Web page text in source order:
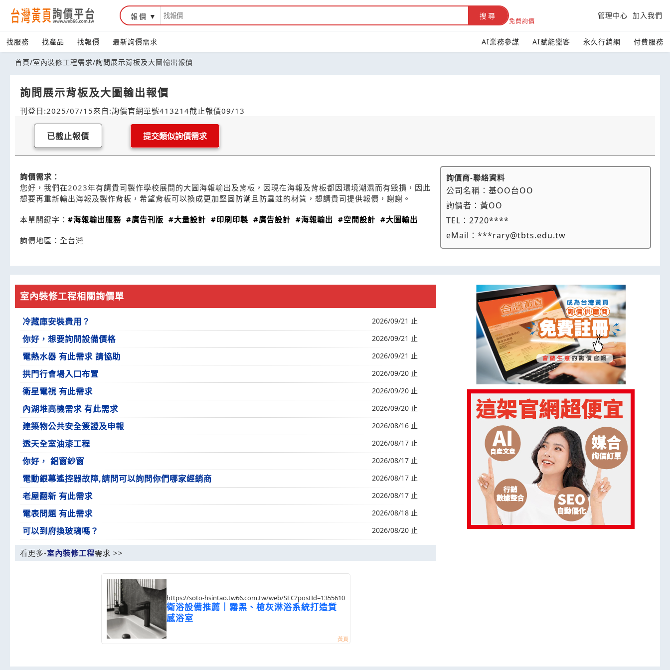
報價 搜尋
免費詢價
管理中心 加入我們
找服務 找產品 找報價 最新詢價需求 AI業務參謀 AI賦能獵客 永久行銷網 付費服務
首頁/室內裝修工程需求/詢問展示背板及大圖輸出報價
詢問展示背板及大圖輸出報價
刊登日:2025/07/15來自:詢價官網單號413214截止報價09/13
已截止報價 提交類似詢價需求
詢價需求：
您好，我們在2023年有請貴司製作學校展間的大圖海報輸出及背板，因現在海報及背板都因環境潮濕而有毀損，因此
想要再重新輸出海報及製作背板，希望背板可以換成更加堅固防潮且防蟲蛀的材質，想請貴司提供報價，謝謝。
本單關鍵字： #海報輸出服務 #廣告刊版 #大量設計 #印刷印製 #廣告設計 #海報輸出 #空間設計 #大圖輸出
詢價地區： 全台灣
詢價商-聯絡資料
公司名稱：基OO台OO
詢價者： 黃OO
TEL：2720****
eMail：***rary@tbts.edu.tw
室內裝修工程相關詢價單
冷藏庫安裝費用？ 2026/09/21 止
你好，想要詢問設備價格 2026/09/21 止
電熱水器 有此需求 請協助 2026/09/21 止
拱門行會場入口布置 2026/09/20 止
衛星電視 有此需求 2026/09/20 止
內湖堆高機需求 有此需求 2026/09/20 止
建築物公共安全簽證及申報 2026/08/16 止
透天全室油漆工程 2026/08/17 止
你好， 鋁窗紗窗 2026/08/17 止
電動銀幕遙控器故障,請問可以詢問你們哪家經銷商 2026/08/17 止
老屋翻新 有此需求 2026/08/17 止
電表問題 有此需求 2026/08/18 止
可以到府換玻璃嗎？ 2026/08/20 止
看更多-室內裝修工程需求 >>
https://soto-hsintao.tw66.com.tw/web/SEC?postId=1355610
衛浴設備推薦｜霧黑、槍灰淋浴系統打造質
感浴室